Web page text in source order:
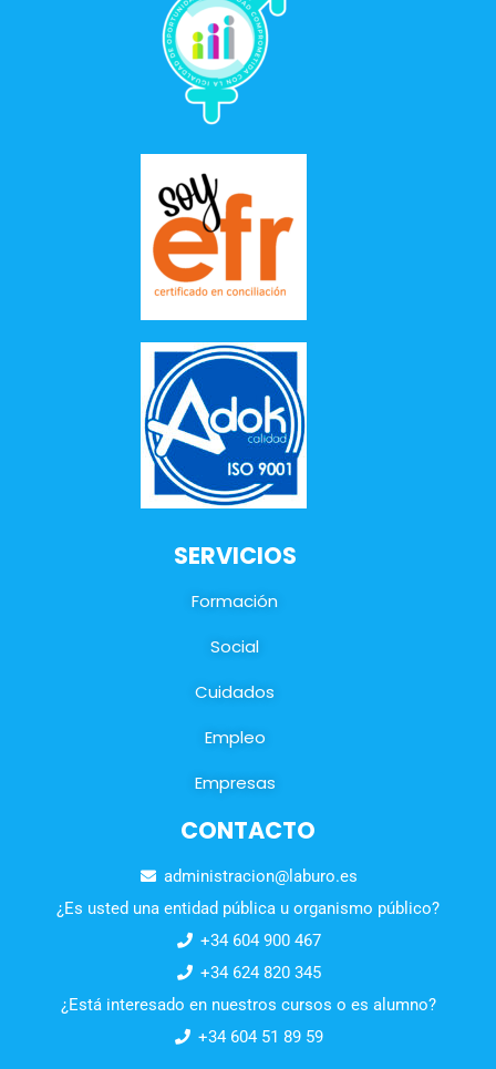
SERVICIOS
Formación
Social
Cuidados
Empleo
Empresas
CONTACTO
administracion@laburo.es
¿Es usted una entidad pública u organismo público?
+34 604 900 467
+34 624 820 345
¿Está interesado en nuestros cursos o es alumno?
+34 604 51 89 59